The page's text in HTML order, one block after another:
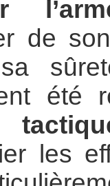
de
été
les